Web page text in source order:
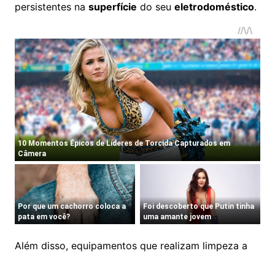
persistentes na superfície do seu eletrodoméstico.
Além disso, equipamentos que realizam limpeza a